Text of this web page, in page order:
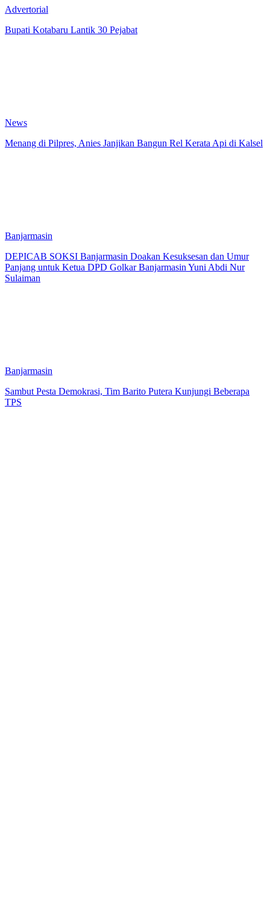
Advertorial
Bupati Kotabaru Lantik 30 Pejabat
News
Menang di Pilpres, Anies Janjikan Bangun Rel Kerata Api di Kalsel
Banjarmasin
DEPICAB SOKSI Banjarmasin Doakan Kesuksesan dan Umur
Panjang untuk Ketua DPD Golkar Banjarmasin Yuni Abdi Nur
Sulaiman
Banjarmasin
Sambut Pesta Demokrasi, Tim Barito Putera Kunjungi Beberapa
TPS